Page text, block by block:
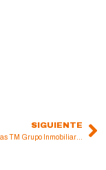
SIGUIENTE
Oficina de ventas TM Grupo Inmobiliario Estepona